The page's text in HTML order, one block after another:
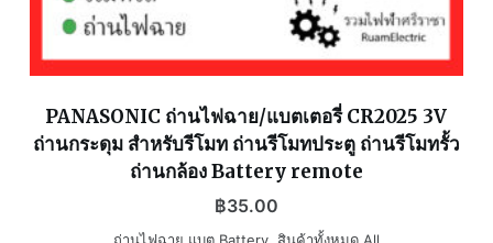
PANASONIC ถ่านไฟฉาย/แบตเตอรี่ CR2025 3V
ถ่านกระดุม สำหรับรีโมท ถ่านรีโมทประตู ถ่านรีโมทรั้ว
ถ่านกล้อง Battery remote
฿35.00